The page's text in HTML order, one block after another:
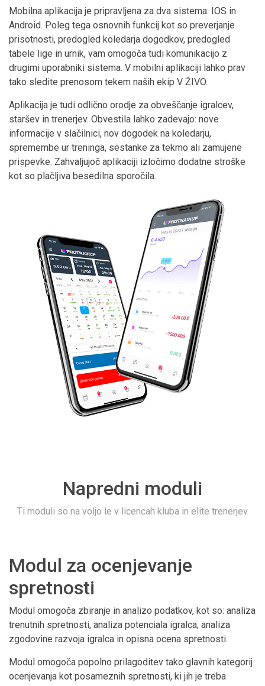
Mobilna aplikacija je pripravljena za dva sistema: IOS in
Android. Poleg tega osnovnih funkcij kot so preverjanje
prisotnosti, predogled koledarja dogodkov, predogled
tabele lige in urnik, vam omogoča tudi komunikacijo z
drugimi uporabniki sistema. V mobilni aplikaciji lahko prav
tako sledite prenosom tekem naših ekip V ŽIVO.
Aplikacija je tudi odlično orodje za obveščanje igralcev,
staršev in trenerjev. Obvestila lahko zadevajo: nove
informacije v slačilnici, nov dogodek na koledarju,
spremembe ur treninga, sestanke za tekmo ali zamujene
prispevke. Zahvaljujoč aplikaciji izločimo dodatne stroške
kot so plačljiva besedilna sporočila.
Napredni moduli
Ti moduli so na voljo le v licencah kluba in elite trenerjev
Modul za ocenjevanje
spretnosti
Modul omogoča zbiranje in analizo podatkov, kot so: analiza
trenutnih spretnosti, analiza potenciala igralca, analiza
zgodovine razvoja igralca in opisna ocena spretnosti.
Modul omogoča popolno prilagoditev tako glavnih kategorij
ocenjevanja kot posameznih spretnosti, ki jih je treba